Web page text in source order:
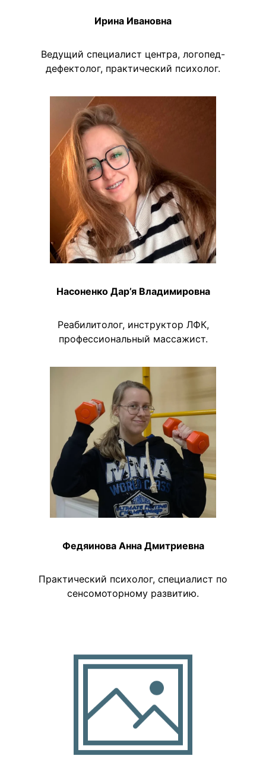
Ирина Ивановна
Ведущий специалист центра, логопед-
дефектолог, практический психолог.
Насоненко Дар’я Владимировна
Реабилитолог, инструктор ЛФК,
профессиональный массажист.
Федяинова Анна Дмитриевна
Практический психолог, специалист по
сенсомоторному развитию.